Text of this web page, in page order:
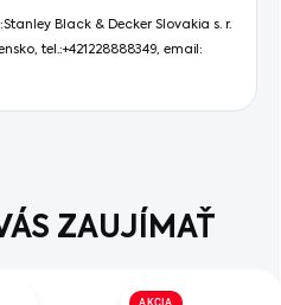
Stanley Black & Decker Slovakia s. r.
tel.:+421228888349, email:
ZAUJÍMAŤ